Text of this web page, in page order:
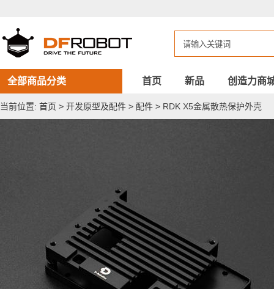
属
散
热
保
护
外
壳
全部商品分类 首页 新品 创造力商
当前位置: 首页 > 开发原型及配件 > 配件 > RDK X5金属散热保护外壳